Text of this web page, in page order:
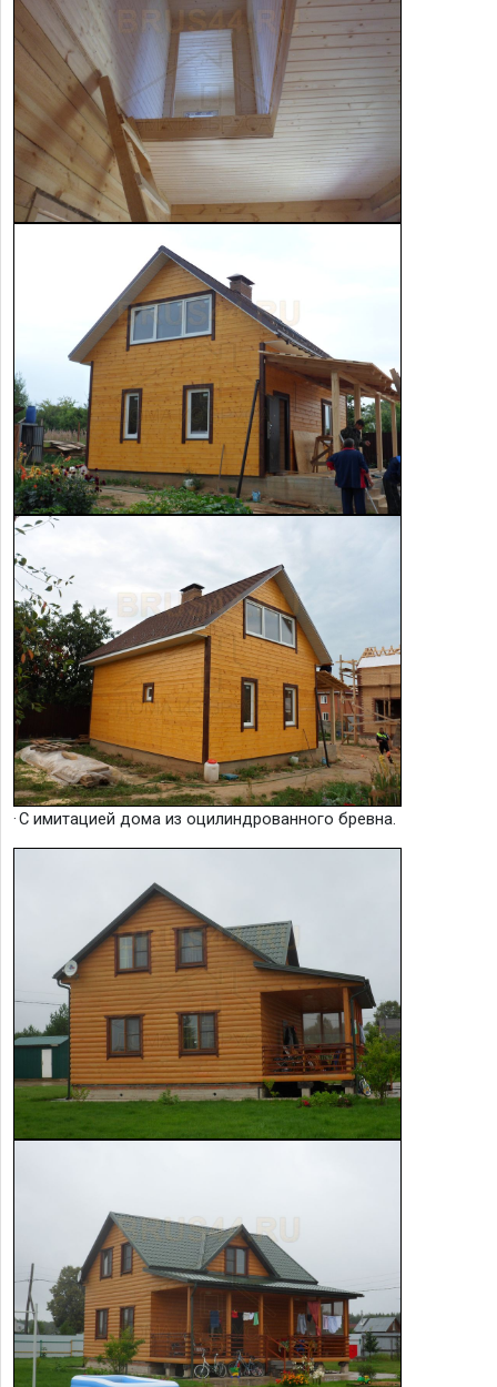
·С имитацией дома из оцилиндрованного бревна.